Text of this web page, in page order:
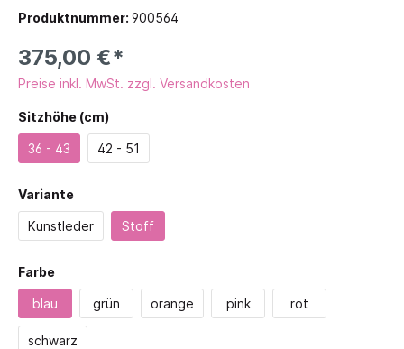
Produktnummer: 900564
375,00 €*
Preise inkl. MwSt. zzgl. Versandkosten
Sitzhöhe (cm)
36 - 43 42 - 51
Variante
Kunstleder Stoff
Farbe
blau grün orange pink rot
schwarz